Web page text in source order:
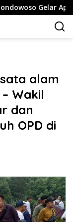
Apel Siaga dan
alam
Wakil
dan
OPD di